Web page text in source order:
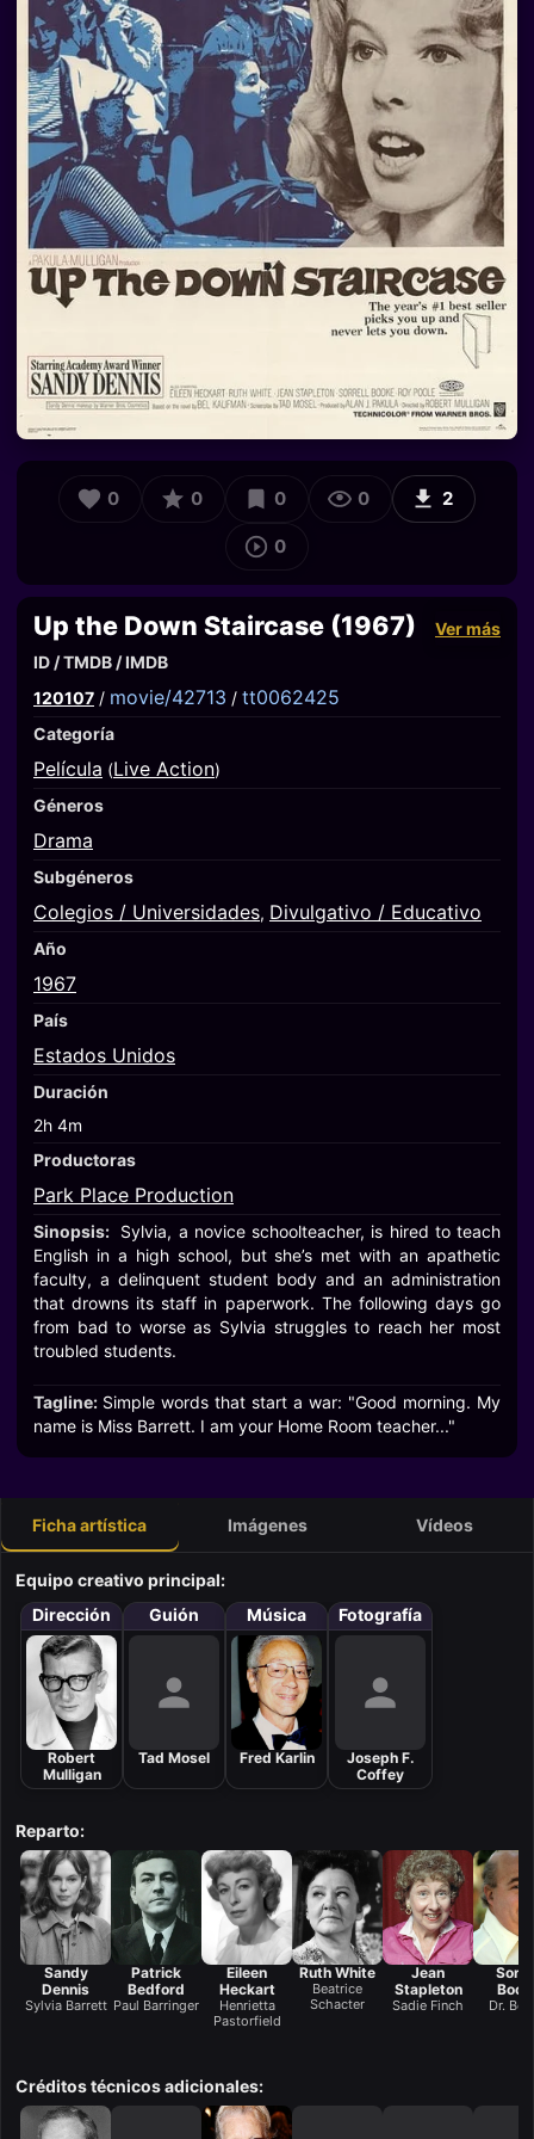
0 0 0 0 2
0
Up the Down Staircase (1967)
Ver más
ID / TMDB / IMDB
120107 / movie/42713 / tt0062425
Categoría
Película (Live Action)
Géneros
Drama
Subgéneros
Colegios / Universidades, Divulgativo / Educativo
Año
1967
País
Estados Unidos
Duración
2h 4m
Productoras
Park Place Production
Sinopsis: Sylvia, a novice schoolteacher, is hired to teach
English in a high school, but she’s met with an apathetic
faculty, a delinquent student body and an administration
that drowns its staff in paperwork. The following days go
from bad to worse as Sylvia struggles to reach her most
troubled students.
Tagline: Simple words that start a war: "Good morning. My
name is Miss Barrett. I am your Home Room teacher..."
Ficha artística Imágenes Vídeos
Equipo creativo principal:
Dirección
Robert
Mulligan
Guión
Tad Mosel
Música
Fred Karlin
Fotografía
Joseph F.
Coffey
Reparto:
Sandy
Dennis
Sylvia Barrett
Patrick
Bedford
Paul Barringer
Eileen
Heckart
Henrietta
Pastorfield
Ruth White
Beatrice
Schacter
Jean
Stapleton
Sadie Finch Dr.
Créditos técnicos adicionales: